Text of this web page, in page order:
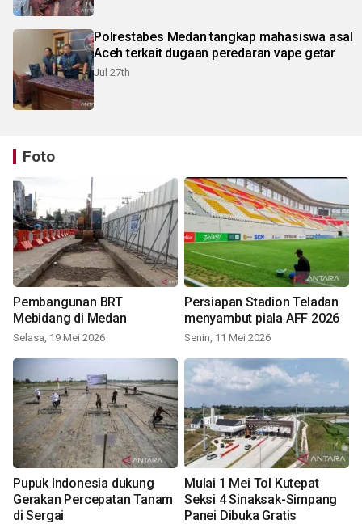
Polrestabes Medan tangkap mahasiswa asal
Aceh terkait dugaan peredaran vape getar
Jul 27th
Foto
Pembangunan BRT
Mebidang di Medan
Selasa, 19 Mei 2026
Persiapan Stadion Teladan
menyambut piala AFF 2026
Senin, 11 Mei 2026
Pupuk Indonesia dukung
Gerakan Percepatan Tanam
di Sergai
Mulai 1 Mei Tol Kutepat
Seksi 4 Sinaksak-Simpang
Panei Dibuka Gratis